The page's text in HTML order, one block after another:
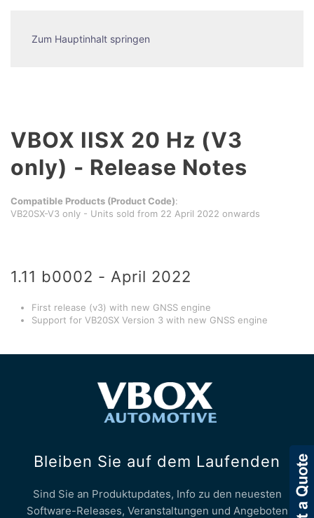
Zum Hauptinhalt springen
VBOX IISX 20 Hz (V3
only) - Release Notes
Compatible Products (Product Code):
VB20SX-V3 only - Units sold from 22 April 2022 onwards
1.11 b0002 - April 2022
First release (v3) with new GNSS engine
Support for VB20SX Version 3 with new GNSS engine
Bleiben Sie auf dem Laufenden
Sind Sie an Produktupdates, Info zu den neuesten
Software-Releases, Veranstaltungen und Angeboten